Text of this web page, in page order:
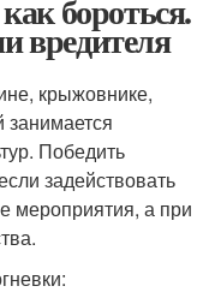
бороться.
вредителя
крыжовнике,
занимается
Победить
задействовать
мероприятия, а при